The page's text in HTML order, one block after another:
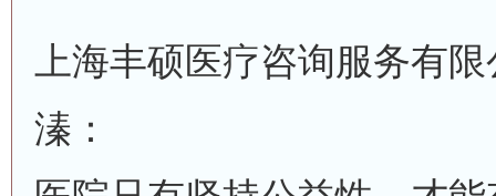
上海丰硕医疗咨询服务有
溱：